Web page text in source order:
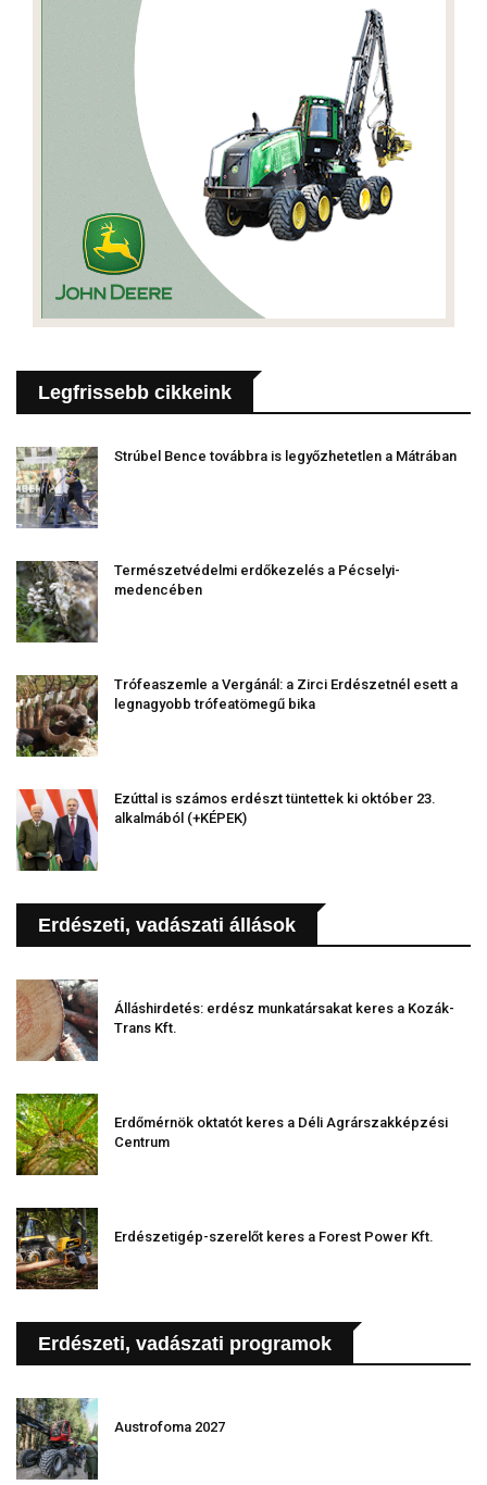
Legfrissebb cikkeink
Strúbel Bence továbbra is legyőzhetetlen a Mátrában
Természetvédelmi erdőkezelés a Pécselyi-
medencében
Trófeaszemle a Vergánál: a Zirci Erdészetnél esett a
legnagyobb trófeatömegű bika
Ezúttal is számos erdészt tüntettek ki október 23.
alkalmából (+KÉPEK)
Erdészeti, vadászati állások
Álláshirdetés: erdész munkatársakat keres a Kozák-
Trans Kft.
Erdőmérnök oktatót keres a Déli Agrárszakképzési
Centrum
Erdészetigép-szerelőt keres a Forest Power Kft.
Erdészeti, vadászati programok
Austrofoma 2027